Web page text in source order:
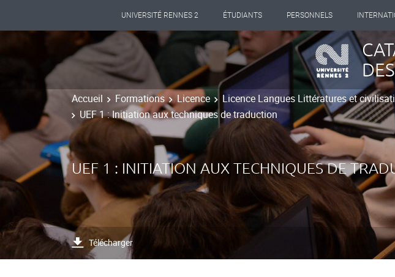
UNIVERSITÉ RENNES 2 ÉTUDIANTS PERSONNELS
Accueil Formations Licence
Licence Langues Littératures et
UEF 1 : Initiation aux techniques de traduction
UEF 1 : INITIATION AUX TECHNIQUES DE
Télécharger